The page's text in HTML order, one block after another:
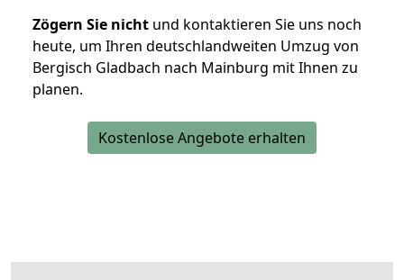
Zögern Sie nicht und kontaktieren Sie uns noch
heute, um Ihren deutschlandweiten Umzug von
Bergisch Gladbach nach Mainburg mit Ihnen zu
planen.
Kostenlose Angebote erhalten